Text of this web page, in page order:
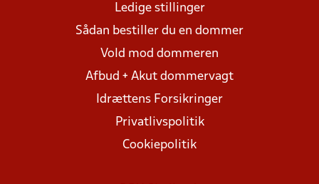
Ledige stillinger
Sådan bestiller du en dommer
Vold mod dommeren
Afbud + Akut dommervagt
Idrættens Forsikringer
Privatlivspolitik
Cookiepolitik